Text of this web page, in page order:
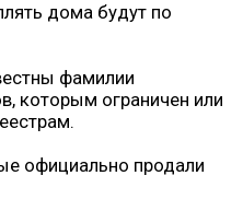
дома будут по
фамилии
которым ограничен или
официально продали